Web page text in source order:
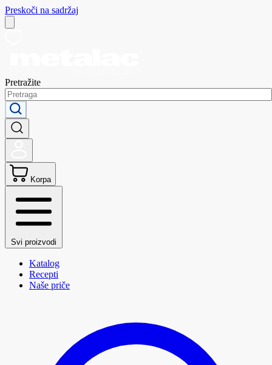
Preskoči na sadržaj
Pretražite
Korpa
Svi proizvodi
Katalog
Recepti
Naše priče